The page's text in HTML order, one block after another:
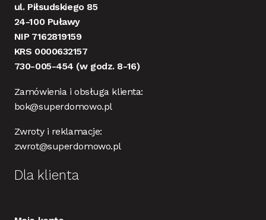
ul. Piłsudskiego 85
24-100 Puławy
NIP 7162819159
KRS 0000632157
730-005-454 (w godz. 8-16)
Zamówienia i obsługa klienta:
bok@superdomowo.pl
Zwroty i reklamacje:
zwrot@superdomowo.pl
Dla klienta